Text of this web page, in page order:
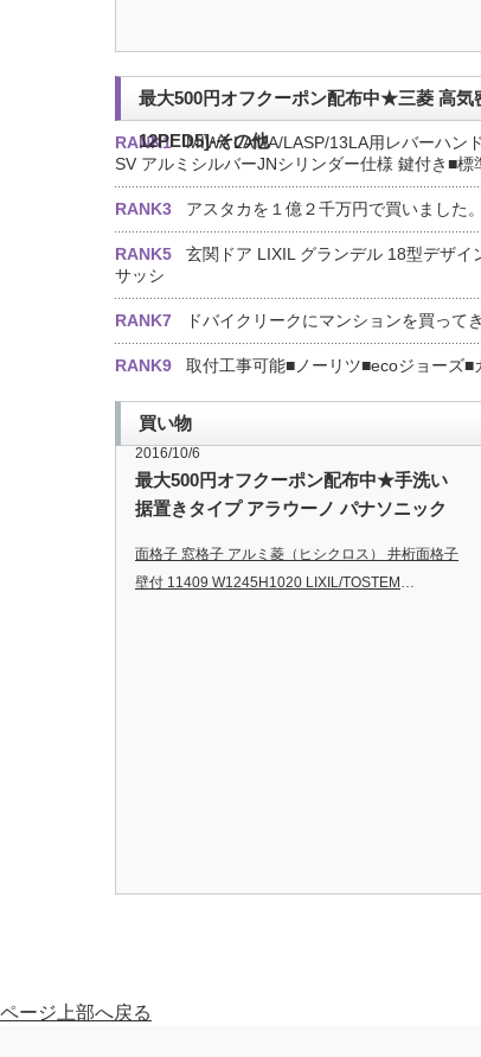
最大500円オフクーポン配布中★三菱 高
12PED5]-その他
RANK1
MIWA LAMA/LASP/13LA用レバーハン
SV アルミシルバーJNシリンダー仕様 鍵付き■標
RANK3 アスタカを１億２千万円で買いました。
RANK5
玄関ドア LIXIL グランデル 18型デザイ
サッシ
RANK7 ドバイクリークにマンションを買って
RANK9 取付工事可能■ノーリツ■ecoジョーズ
買い物
2016/10/6
最大500円オフクーポン配布中★手洗い
据置きタイプ アラウーノ パナソニック
水 タイプA 受注生産品
面格子 窓格子 アルミ菱（ヒシクロス） 井桁面格子
壁付 11409 W1245H1020 LIXIL/TOSTEM …
ページ上部へ戻る